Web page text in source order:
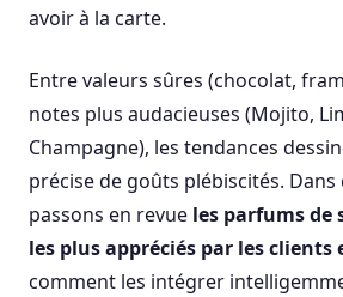
avoir à la carte.
Entre valeurs sûres (chocolat,
notes plus audacieuses (Mojito,
Champagne), les tendances
précise de goûts plébiscités.
passons en revue les parfums de
les plus appréciés par les clients
comment les intégrer